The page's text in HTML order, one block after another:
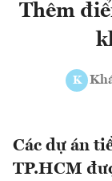
Thêm
K
Các dự án
TP.HCM